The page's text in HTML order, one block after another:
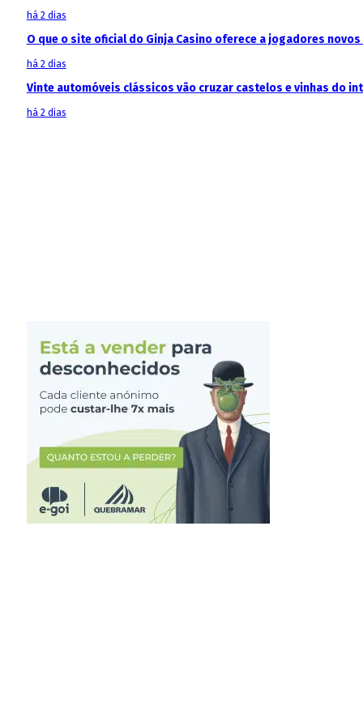
há 2 dias
O que o site oficial do Ginja Casino oferece a jogadores
há 2 dias
Vinte automóveis clássicos vão cruzar castelos e vinhas do
há 2 dias